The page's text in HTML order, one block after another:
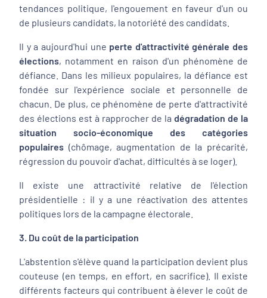
tendances politique, l'engouement en faveur d'un ou
de plusieurs candidats, la notoriété des candidats.
Il y a aujourd'hui une perte d'attractivité générale des
élections, notamment en raison d'un phénomène de
défiance. Dans les milieux populaires, la défiance est
fondée sur l'expérience sociale et personnelle de
chacun. De plus, ce phénomène de perte d'attractivité
des élections est à rapprocher de la dégradation de la
situation socio-économique des catégories
populaires (chômage, augmentation de la précarité,
régression du pouvoir d'achat, difficultés à se loger).
Il existe une attractivité relative de l'élection
présidentielle : il y a une réactivation des attentes
politiques lors de la campagne électorale.
3. Du coût de la participation
L'abstention s'élève quand la participation devient plus
couteuse (en temps, en effort, en sacrifice). Il existe
différents facteurs qui contribuent à élever le coût de